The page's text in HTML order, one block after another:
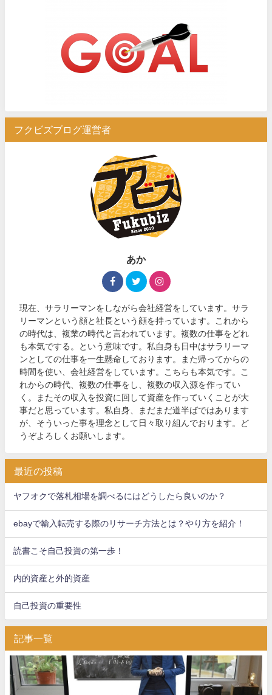
フクビズブログ運営者
あか
現在、サラリーマンをしながら会社経営をしています。サラ
リーマンという顔と社長という顔を持っています。これから
の時代は、複業の時代と言われています。複数の仕事をどれ
も本気でする。という意味です。私自身も日中はサラリーマ
ンとしての仕事を一生懸命しております。また帰ってからの
時間を使い、会社経営をしています。こちらも本気です。こ
れからの時代、複数の仕事をし、複数の収入源を作ってい
く。またその収入を投資に回して資産を作っていくことが大
事だと思っています。私自身、まだまだ道半ばではあります
が、そういった事を理念として日々取り組んでおります。ど
うぞよろしくお願いします。
最近の投稿
ヤフオクで落札相場を調べるにはどうしたら良いのか？
ebayで輸入転売する際のリサーチ方法とは？やり方を紹介！
読書こそ自己投資の第一歩！
内的資産と外的資産
自己投資の重要性
記事一覧